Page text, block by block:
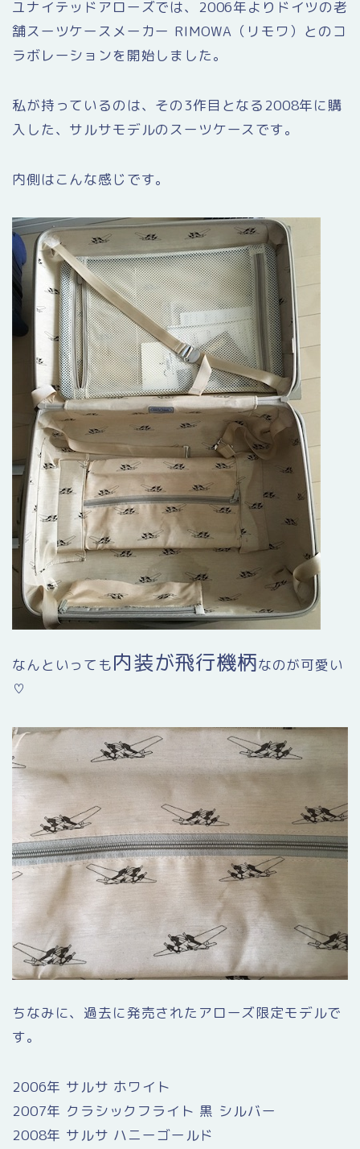
ユナイテッドアローズでは、2006年よりドイツの老
舗スーツケースメーカー RIMOWA（リモワ）とのコ
ラボレーションを開始しました。
私が持っているのは、その3作目となる2008年に購
入した、サルサモデルのスーツケースです。
内側はこんな感じです。
なんといっても内装が飛行機柄なのが可愛い
♡
ちなみに、過去に発売されたアローズ限定モデルで
す。
2006年 サルサ ホワイト
2007年 クラシックフライト 黒 シルバー
2008年 サルサ ハニーゴールド